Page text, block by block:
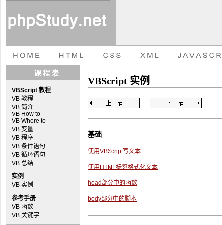
VBScript 教程
VB 教程
VB 简介
VB How to
VB Where to
VB 变量
VB 程序
VB 条件语句
VB 循环语句
VB 总结
实例
VB 实例
参考手册
VB 函数
VB 关键字
VBScript 实例
基础
使用VBScript写文本
使用HTML标签格式化文本
head部分中的函数
body部分中的脚本